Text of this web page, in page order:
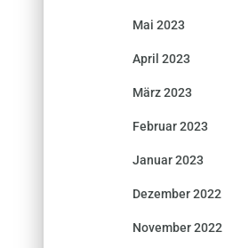
Mai 2023
April 2023
März 2023
Februar 2023
Januar 2023
Dezember 2022
November 2022